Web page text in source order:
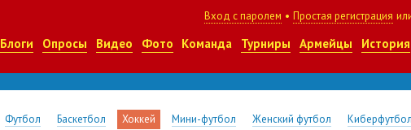
Вход с паролем • Простая регистрация
Блоги Опросы Видео Фото Команда Турниры Армейцы История
Футбол Баскетбол Хоккей Мини-футбол Женский футбол Киберфутбол